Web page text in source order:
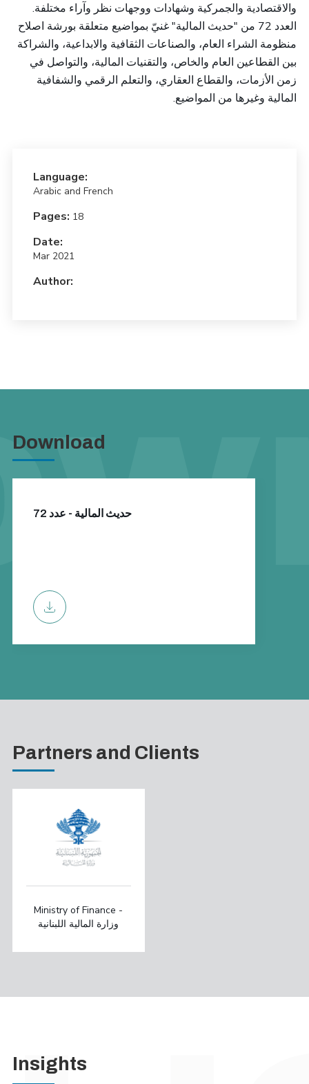
والاقتصادية والجمركية وشهادات ووجهات نظر وآراء مختلفة.
العدد 72 من "حديث المالية" غنيّ بمواضيع متعلقة بورشة اصلاح
منظومة الشراء العام، والصناعات الثقافية والابداعية، والشراكة
بين القطاعين العام والخاص، والتقنيات المالية، والتواصل في
زمن الأزمات، والقطاع العقاري، والتعلم الرقمي والشفافية
المالية وغيرها من المواضيع.
Language:
Arabic and French
Pages: 18
Date:
Mar 2021
Author:
Download
حديث المالية - عدد 72
Partners and Clients
Ministry of Finance -
وزارة المالية اللبنانية
Insights